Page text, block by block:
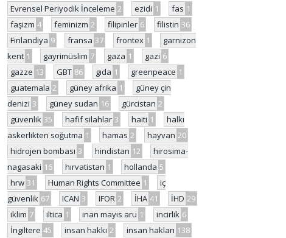
Evrensel Periyodik İnceleme 2 ezidi 1 fas 1
faşizm 4 feminizm 2 filipinler 6 filistin 36
Finlandiya 9 fransa 37 frontex 1
garnizon
kent 1 gayrimüslim 7 gaza 1 gazi 6
gazze 13 GBT 86 gıda 1 greenpeace 1
guatemala 2 güney afrika 1
güney çin
denizi 3 güney sudan 16 gürcistan 2
güvenlik 35 hafif silahlar 3 haiti 1
halkı
askerlikten soğutma 1 hamas 2 hayvan 20
hidrojen bombası 3 hindistan 12
hirosima-
nagasaki 16 hırvatistan 1 hollanda 5
hrw 31 Human Rights Committee 1
iç
güvenlik 67 ICAN 3 IFOR 2 İHA 41 İHD 29
iklim 7 iltica 1 inan mayıs aru 1 incirlik 6
İngiltere 45 insan hakkı 2 insan hakları 138